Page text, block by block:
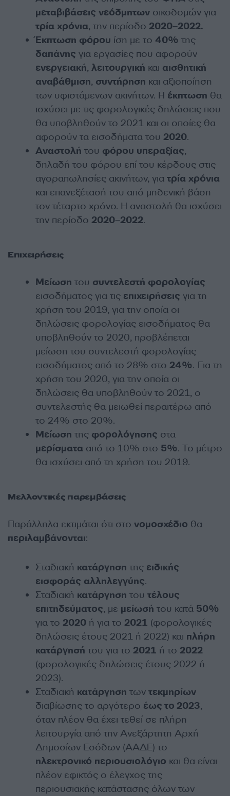
μεταβιβάσεις νεόδμητων οικοδομών για
τρία χρόνια, την περίοδο 2020–2022.
Έκπτωση φόρου ίση με το 40% της
δαπάνης για εργασίες που αφορούν
ενεργειακή, λειτουργική και αισθητική
αναβάθμιση, συντήρηση και αξιοποίηση
των υφιστάμενων ακινήτων. Η έκπτωση θα
ισχύσει με τις φορολογικές δηλώσεις που
θα υποβληθούν το 2021 και οι οποίες θα
αφορούν τα εισοδήματα του 2020.
Αναστολή του φόρου υπεραξίας,
δηλαδή του φόρου επί του κέρδους στις
αγοραπωλησίες ακινήτων, για τρία χρόνια
και επανεξέτασή του από μηδενική βάση
τον τέταρτο χρόνο. Η αναστολή θα ισχύσει
την περίοδο 2020–2022.
Επιχειρήσεις
Μείωση του συντελεστή φορολογίας
εισοδήματος για τις επιχειρήσεις για τη
χρήση του 2019, για την οποία οι
δηλώσεις φορολογίας εισοδήματος θα
υποβληθούν το 2020, προβλέπεται
μείωση του συντελεστή φορολογίας
εισοδήματος από το 28% στο 24%. Για τη
χρήση του 2020, για την οποία οι
δηλώσεις θα υποβληθούν το 2021, ο
συντελεστής θα μειωθεί περαιτέρω από
το 24% στο 20%.
Μείωση της φορολόγησης στα
μερίσματα από το 10% στο 5%. Το μέτρο
θα ισχύσει από τη χρήση του 2019.
Μελλοντικές παρεμβάσεις
Παράλληλα εκτιμάται ότι στο νομοσχέδιο θα
περιλαμβάνονται:
Σταδιακή κατάργηση της ειδικής
εισφοράς αλληλεγγύης.
Σταδιακή κατάργηση του τέλους
επιτηδεύματος, με μείωσή του κατά 50%
για το 2020 ή για το 2021 (φορολογικές
δηλώσεις έτους 2021 ή 2022) και πλήρη
κατάργησή του για το 2021 ή το 2022
(φορολογικές δηλώσεις έτους 2022 ή
2023).
Σταδιακή κατάργηση των τεκμηρίων
διαβίωσης το αργότερο έως το 2023,
όταν πλέον θα έχει τεθεί σε πλήρη
λειτουργία από την Ανεξάρτητη Αρχή
Δημοσίων Εσόδων (ΑΑΔΕ) το
ηλεκτρονικό περιουσιολόγιο και θα είναι
πλέον εφικτός ο έλεγχος της
περιουσιακής κατάστασης όλων των